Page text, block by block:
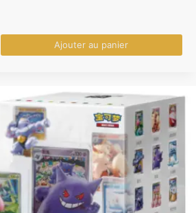
Ajouter au panier